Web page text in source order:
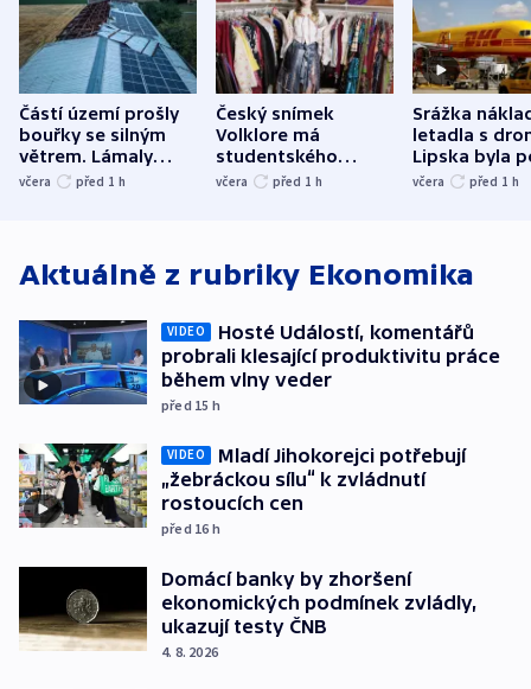
Částí území prošly
bouřky se silným
větrem. Lámaly
stromy a poničily
včera před 1 h
Český snímek
Volklore má
studentského
Oscara, zabojuje o
včera před 1 h
Srážka
letadla s
Lipska byla
německého
včera před 1 h
Aktuálně z rubriky Ekonomika
VIDEO
Hosté Událostí, komentářů
probrali klesající produktivitu práce
během vlny veder
před 15 h
VIDEO
Mladí Jihokorejci potřebují
„žebráckou sílu“ k zvládnutí
rostoucích cen
před 16 h
Domácí banky by zhoršení
ekonomických podmínek zvládly,
ukazují testy ČNB
4. 8. 2026